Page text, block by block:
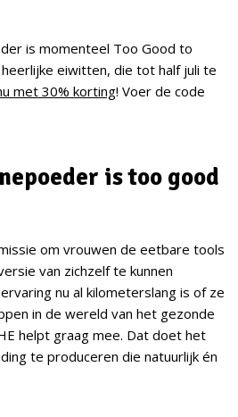
is momenteel Too Good to
eiwitten, die tot half juli te
met 30% korting! Voer de code
is too good
om vrouwen de eetbare tools
van zichzelf te kunnen
nu al kilometerslang is of ze
in de wereld van het gezonde
helpt graag mee. Dat doet het
te produceren die natuurlijk én